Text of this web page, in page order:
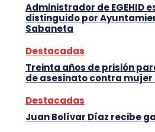
Administrador de EGEHID
distinguido por
Sabaneta
Destacadas
Treinta años de prisión
de asesinato contra
Destacadas
Juan Bolívar Díaz recibe